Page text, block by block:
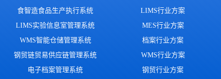
食智造食品生产执行系统
LIMS实验信息室管理系统
WMS智能仓储管理系统
钢贸链贸易供应链管理系统
电子档案管理系统
LIMS行业方案
MES行业方案
档案行业方案
WMS行业方案
钢贸行业方案